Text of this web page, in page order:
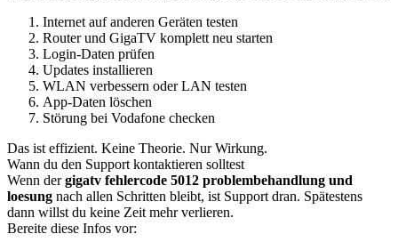
Internet auf anderen Geräten testen
Router und GigaTV komplett neu starten
Login-Daten prüfen
Updates installieren
WLAN verbessern oder LAN testen
App-Daten löschen
Störung bei Vodafone checken
Das ist effizient. Keine Theorie. Nur Wirkung.
Wann du den Support kontaktieren solltest
Wenn dergigatv fehlercode 5012 problembehandlung und
loesung nach allen Schritten bleibt, ist Support dran. Spätestens
dann willst du keine Zeit mehr verlieren.
Bereite diese Infos vor: